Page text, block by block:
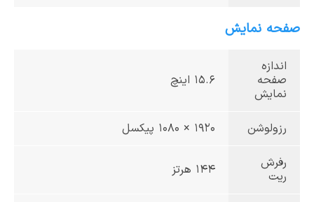
صفحه نمایش
اندازه
صفحه
نمایش
15.6 اینچ
رزولوشن 1920 × 1080 پیکسل
رفرش
ریت
144 هرتز